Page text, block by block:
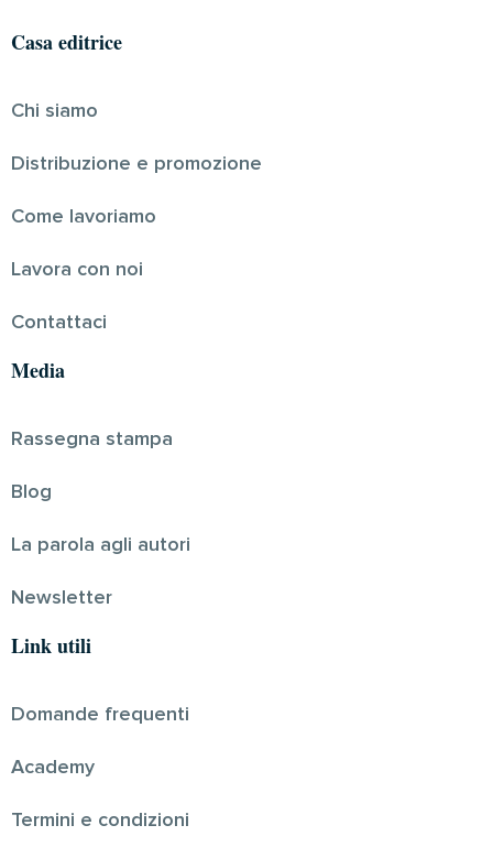
Casa editrice
Chi siamo
Distribuzione e promozione
Come lavoriamo
Lavora con noi
Contattaci
Media
Rassegna stampa
Blog
La parola agli autori
Newsletter
Link utili
Domande frequenti
Academy
Termini e condizioni